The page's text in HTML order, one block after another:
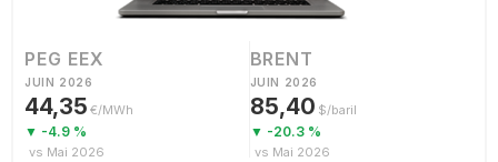
PEG EEX
JUIN 2026
44,35 €/MWh
▼ -4.9 %
vs Mai 2026
BRENT
JUIN 2026
85,40 $/baril
▼ -20.3 %
vs Mai 2026